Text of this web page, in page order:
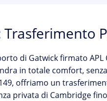
di Gatwickfirmato APL
in totale comfort,
, offriamo un
privata di Cambridge